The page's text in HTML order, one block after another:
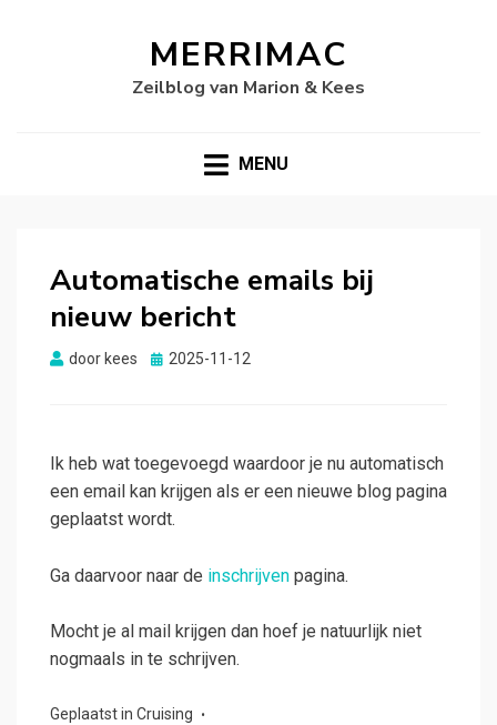
MERRIMAC
Zeilblog van Marion & Kees
MENU
Automatische emails bij
nieuw bericht
door kees
Gepubliceerd
2025-11-12
Ik heb wat toegevoegd waardoor je nu automatisch
een email kan krijgen als er een nieuwe blog pagina
geplaatst wordt.
Ga daarvoor naar de inschrijven pagina.
Mocht je al mail krijgen dan hoef je natuurlijk niet
nogmaals in te schrijven.
Geplaatst in Cruising